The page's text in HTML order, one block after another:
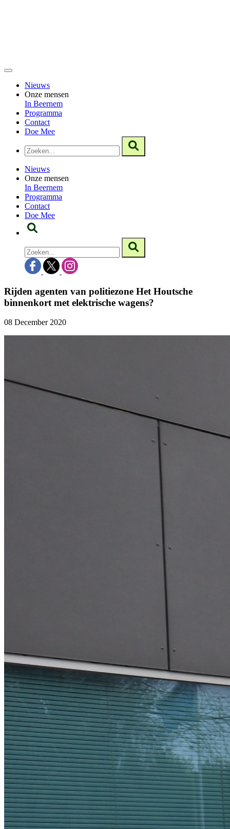
Nieuws
Onze mensen
In Beernem
Programma
Contact
Doe Mee
Nieuws
Onze mensen
In Beernem
Programma
Contact
Doe Mee
Rijden agenten van politiezone Het Houtsche
binnenkort met elektrische wagens?
08 December 2020